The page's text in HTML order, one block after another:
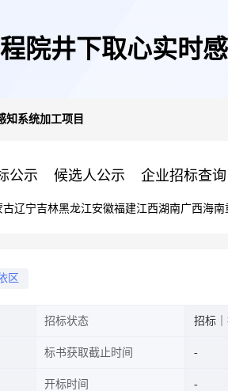
院井下取心实时
知系统加工项目
公示 候选人公示 企业招标查询
古辽宁吉林黑龙江安徽福建江西湖南广西海南
区
招标状态 招标
标书获取截止时间
开标时间